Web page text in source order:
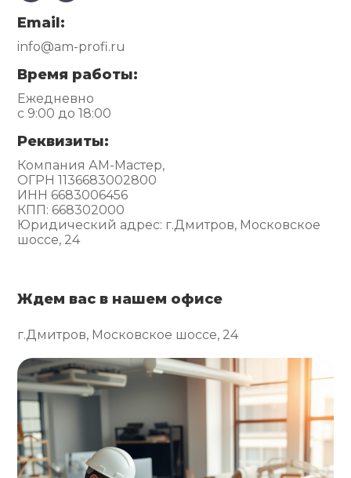
Email:
info@am-profi.ru
Время работы:
Ежедневно
с 9:00 до 18:00
Реквизиты:
Компания АМ-Мастер,
ОГРН 1136683002800
ИНН 6683006456
КПП: 668302000
Юридический адрес: г.Дмитров, Московское
шоссе, 24
Ждем вас в нашем офисе
г.Дмитров, Московское шоссе, 24